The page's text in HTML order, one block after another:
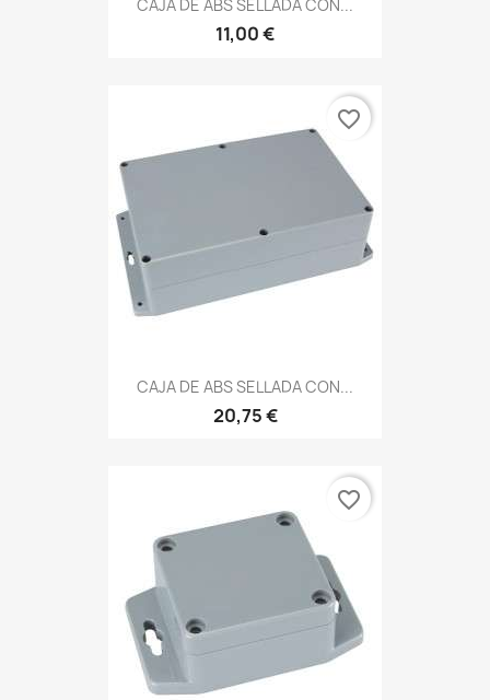
CAJA DE ABS SELLADA CON...
11,00 €
CAJA DE ABS SELLADA CON...
20,75 €
favorite_border
favorite_border